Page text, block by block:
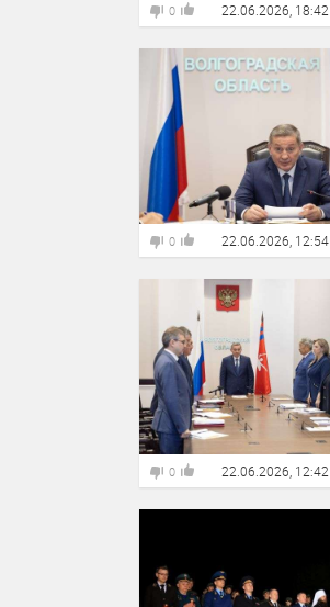
0 22.06.2026, 18:42
0 22.06.2026, 12:54
0 22.06.2026, 12:42